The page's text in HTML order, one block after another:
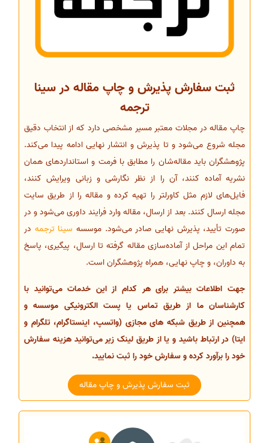
ثبت سفارش پذیرش و چاپ مقاله در سینا
ترجمه
چاپ مقاله در مجلات معتبر مسیر مشخصی دارد که از انتخاب دقیق
مجله شروع می‌شود و تا پذیرش و انتشار نهایی ادامه پیدا می‌کند.
پژوهشگران باید مقاله‌شان را مطابق با فرمت و استانداردهای همان
نشریه آماده کنند، آن را از نظر نگارشی و زبانی ویرایش کنند،
فایل‌های لازم مثل کاورلتر را تهیه کرده و مقاله را از طریق سایت
مجله ارسال کنند. بعد از ارسال، مقاله وارد فرایند داوری می‌شود و در
صورت تأیید، پذیرش نهایی صادر می‌شود. موسسه سینا ترجمه در
تمام این مراحل از آماده‌سازی مقاله گرفته تا ارسال، پیگیری، پاسخ
به داوران، و چاپ نهایی، همراه پژوهشگران است.
جهت اطلاعات بیشتر برای هر کدام از این خدمات می‌توانید با
کارشناسان ما از طریق تماس یا پست الکترونیکی موسسه و
همچنین از طریق شبکه های مجازی (واتسپ، اینستاگرام، تلگرام و
ایتا) در ارتباط باشید و یا از طریق لینک زیر می‌توانید هزینه سفارش
خود را برآورد کرده و سفارش خود را ثبت نمایید.
ثبت سفارش پذیرش و چاپ مقاله